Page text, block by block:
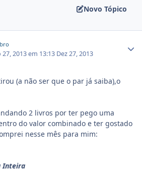
Novo Tópico
2013 em 13:13 Dez 27, 2013
(a não ser que o par já saiba),o
2 livros por ter pego uma
do valor combinado e ter gostado
nesse mês para mim:
Inteira